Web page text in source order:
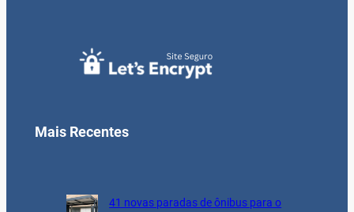
Mais Recentes
41 novas paradas de ônibus para o